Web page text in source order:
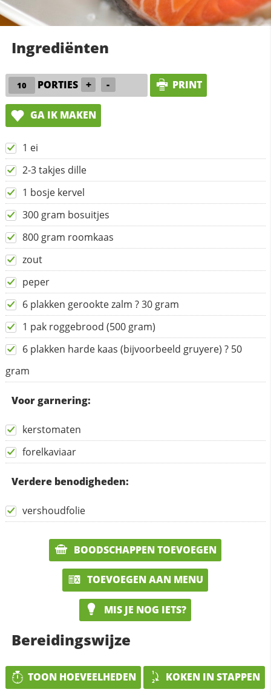
Ingrediënten
PORTIES + - PRINT
GA IK MAKEN
1 ei
2-3 takjes dille
1 bosje kervel
300 gram bosuitjes
800 gram roomkaas
zout
peper
6 plakken gerookte zalm ? 30 gram
1 pak roggebrood (500 gram)
6 plakken harde kaas (bijvoorbeeld gruyere) ? 50
gram
Voor garnering:
kerstomaten
forelkaviaar
Verdere benodigheden:
vershoudfolie
BOODSCHAPPEN TOEVOEGEN
TOEVOEGEN AAN MENU
MIS JE NOG IETS?
Bereidingswijze
TOON HOEVEELHEDEN KOKEN IN STAPPEN